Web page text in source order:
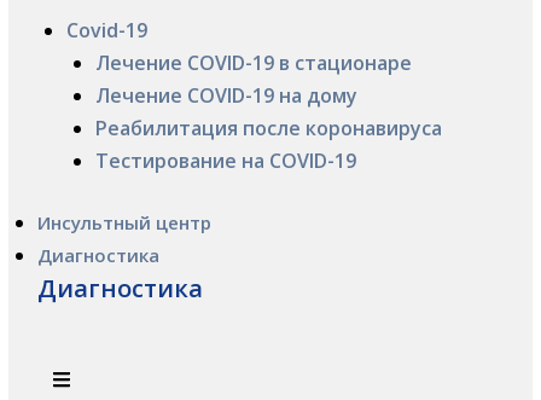
Covid-19
Лечение COVID-19 в стационаре
Лечение COVID-19 на дому
Реабилитация после коронавируса
Тестирование на COVID-19
Инсультный центр
Диагностика
Диагностика